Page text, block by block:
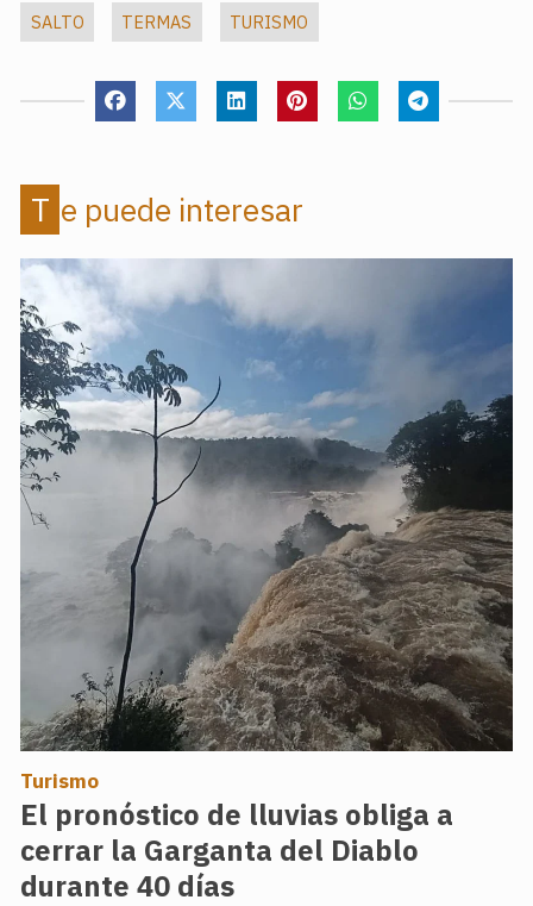
SALTO TERMAS TURISMO
Te puede interesar
El pronóstico de lluvias obliga a
cerrar la Garganta del Diablo
durante 40 días
Turismo